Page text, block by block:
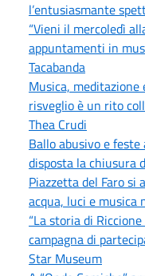
l’entusiasmante
“Vieni il mercoledì
appuntamenti in
Tacabanda
Musica, meditazione
risveglio è un rito
Thea Crudi
Ballo abusivo e
disposta la chiusura
Piazzetta del Faro si
acqua, luci e musica
“La storia di
campagna di
Star Museum